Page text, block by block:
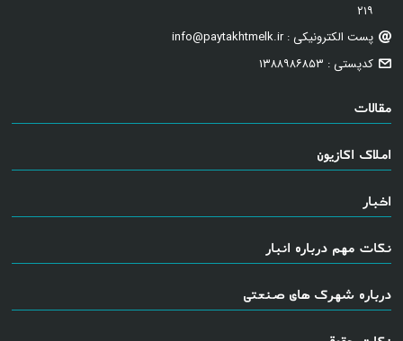
۲۱۹
پست الکترونیکی : info@paytakhtmelk.ir
کدپستی : ۱۳۸۸۹۸۶۸۵۳
مقالات
املاک اکازیون
اخبار
نکات مهم درباره انبار
درباره شهرک های صنعتی